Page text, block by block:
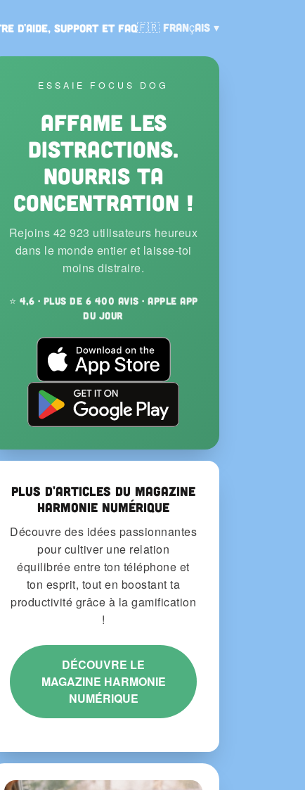
d'aide, support et FAQ🇫🇷 Langue:
Français
ESSAIE FOCUS DOG
Affame les
distractions.
Nourris ta
concentration !
Rejoins 42 923 utilisateurs heureux
dans le monde entier et laisse-toi
moins distraire.
⭐ 4,6 · plus de 6 400 avis · Apple App
du Jour
Plus d'articles du Magazine
Harmonie Numérique
Découvre des idées passionnantes
pour cultiver une relation
équilibrée entre ton téléphone et
ton esprit, tout en boostant ta
productivité grâce à la gamification
!
DÉCOUVRE LE
MAGAZINE HARMONIE
NUMÉRIQUE